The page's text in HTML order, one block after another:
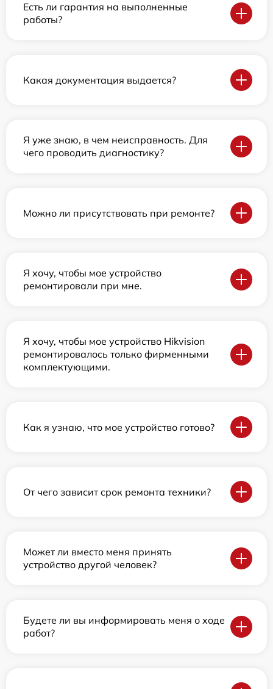
Есть ли гарантия на выполненные
работы?
Какая документация выдается?
Я уже знаю, в чем неисправность. Для
чего проводить диагностику?
Можно ли присутствовать при ремонте?
Я хочу, чтобы мое устройство
ремонтировали при мне.
Я хочу, чтобы мое устройство Hikvision
ремонтировалось только фирменными
комплектующими.
Как я узнаю, что мое устройство готово?
От чего зависит срок ремонта техники?
Может ли вместо меня принять
устройство другой человек?
Будете ли вы информировать меня о ходе
работ?